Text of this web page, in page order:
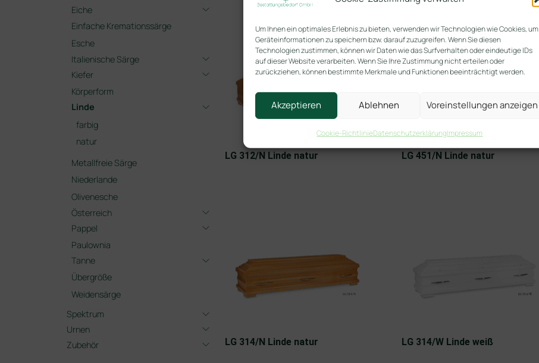
Um Ihnen ein optimales Erlebnis zu bieten, verwenden wir Technologien wie Cookies, um
Geräteinformationen zu speichern bzw. darauf zuzugreifen. Wenn Sie diesen
Technologien zustimmen, können wir Daten wie das Surfverhalten oder eindeutige IDs
auf dieser Website verarbeiten. Wenn Sie Ihre Zustimmung nicht erteilen oder
zurückziehen, können bestimmte Merkmale und Funktionen beeinträchtigt werden.
Akzeptieren Ablehnen Voreinstellungen anzeigen
Cookie-RichtlinieDatenschutzerklärungImpressum
LG 312/N Linde natur LG 451/N Linde natur
LG 314/N Linde natur LG 314/W Linde weiß
Eiche
Einfache Kremationssärge
Esche
Italienische Särge
Kiefer
Körperform
Linde
farbig
natur
Metallfreie Särge
Niederlande
Olivenesche
Österreich
Pappel
Paulownia
Tanne
Übergröße
Weidensärge
Spektrum
Urnen
Zubehör